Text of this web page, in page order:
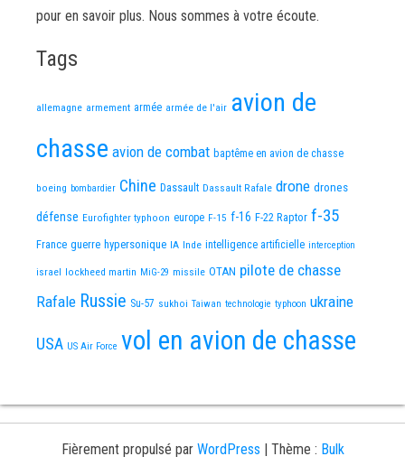
pour en savoir plus. Nous sommes à votre écoute.
Tags
allemagne armement armée armée de l'air avion de
chasse avion de combat baptême en avion de chasse
boeing bombardier Chine Dassault Dassault Rafale drone drones
défense Eurofighter typhoon europe F-15 f-16 F-22 Raptor f-35
France guerre hypersonique IA Inde intelligence artificielle interception
israel lockheed martin MiG-29 missile OTAN pilote de chasse
Rafale Russie Su-57 sukhoi Taiwan technologie typhoon ukraine
USA US Air Force vol en avion de chasse
Fièrement propulsé par WordPress | Thème : Bulk